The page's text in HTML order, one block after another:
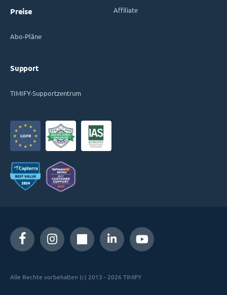
Preise
Abo-Pläne
Support
TIMIFY-Supportzentrum
Affiliate
Alle Rechte vorbehalten (c) 2013 - 2026 TIMIFY